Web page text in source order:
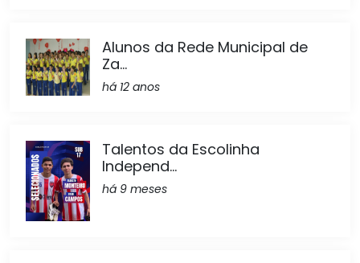
Alunos da Rede Municipal de
Za...
há 12 anos
Talentos da Escolinha
Independ...
há 9 meses